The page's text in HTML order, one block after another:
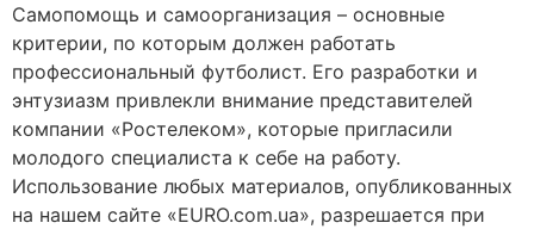
Самопомощь и самоорганизация – основные
критерии, по которым должен работать
профессиональный футболист. Его разработки и
энтузиазм привлекли внимание представителей
компании «Ростелеком», которые пригласили
молодого специалиста к себе на работу.
Использование любых материалов, опубликованных
на нашем сайте «EURO.com.ua», разрешается при